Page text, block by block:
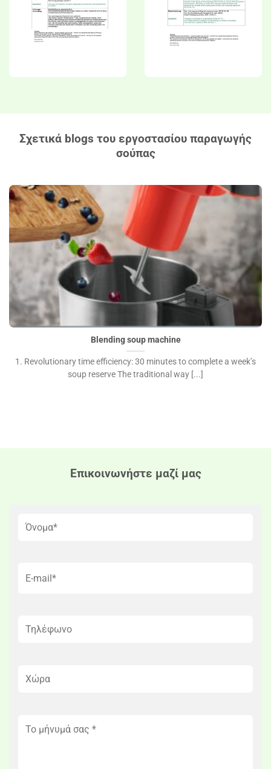
Σχετικά blogs του εργοστασίου παραγωγής
σούπας
Blending soup machine
1. Revolutionary time efficiency: 30 minutes to complete a week’s
soup reserve The traditional way [...]
Επικοινωνήστε μαζί μας